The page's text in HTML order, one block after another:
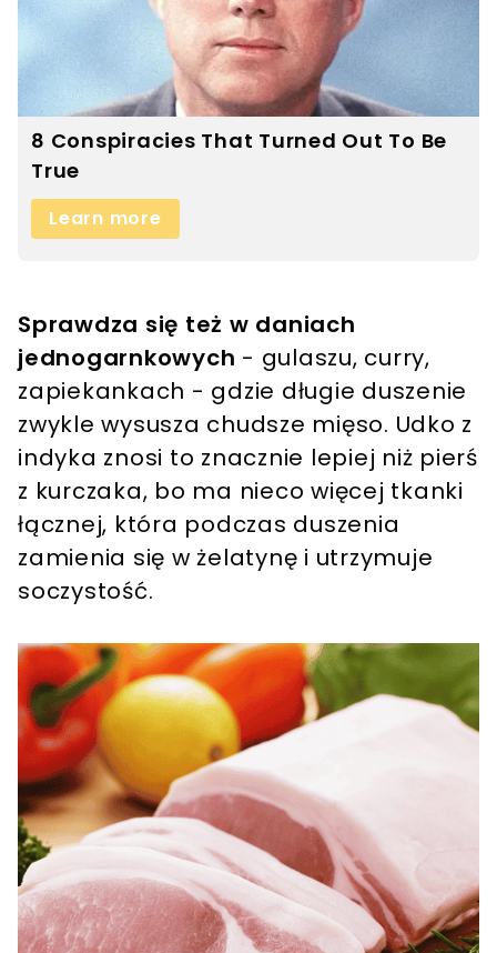
Sprawdza się też w daniach
jednogarnkowych - gulaszu, curry,
zapiekankach - gdzie długie duszenie
zwykle wysusza chudsze mięso. Udko z
indyka znosi to znacznie lepiej niż pierś
z kurczaka, bo ma nieco więcej tkanki
łącznej, która podczas duszenia
zamienia się w żelatynę i utrzymuje
soczystość.